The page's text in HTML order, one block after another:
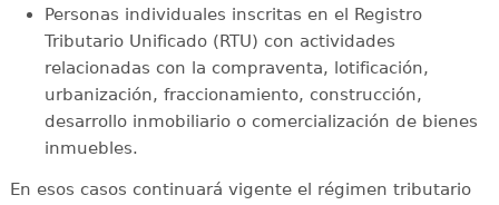
Personas individuales inscritas en el Registro
Tributario Unificado (RTU) con actividades
relacionadas con la compraventa, lotificación,
urbanización, fraccionamiento, construcción,
desarrollo inmobiliario o comercialización de bienes
inmuebles.
En esos casos continuará vigente el régimen tributario